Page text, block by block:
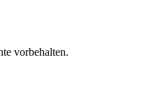
vorbehalten.